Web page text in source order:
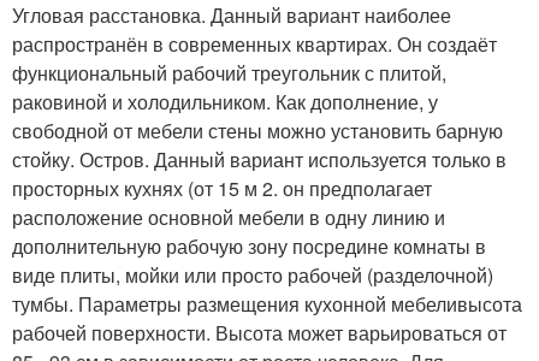
Угловая расстановка. Данный вариант наиболее
распространён в современных квартирах. Он создаёт
функциональный рабочий треугольник с плитой,
раковиной и холодильником. Как дополнение, у
свободной от мебели стены можно установить барную
стойку. Остров. Данный вариант используется только в
просторных кухнях (от 15 м 2. он предполагает
расположение основной мебели в одну линию и
дополнительную рабочую зону посредине комнаты в
виде плиты, мойки или просто рабочей (разделочной)
тумбы. Параметры размещения кухонной мебеливысота
рабочей поверхности. Высота может варьироваться от